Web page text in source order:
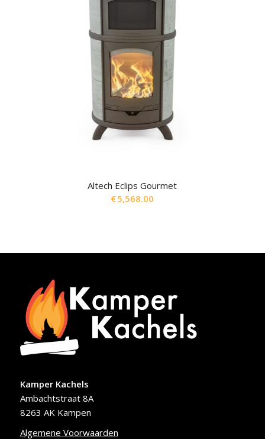
Altech Eclips Gourmet
€5,568.00
Kamper Kachels
Ambachtstraat 8A
8263 AK Kampen
Algemene Voorwaarden